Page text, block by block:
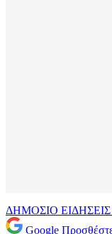
ΔΗΜΟΣΙΟ ΕΙΔΗΣΕΙΣ
Google